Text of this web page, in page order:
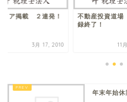
ィア掲載 ２連発！
3月 17, 2010
不動産投資道
録終了！
11
年末年始